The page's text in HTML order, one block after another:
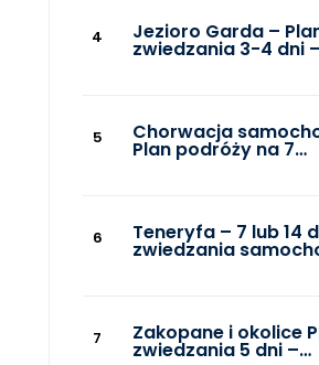
Jezioro Garda –
zwiedzania 3-4 dni
Chorwacja
Plan podróży na 7…
Teneryfa – 7 lub 14
zwiedzania
Zakopane i okolice
zwiedzania 5 dni –…